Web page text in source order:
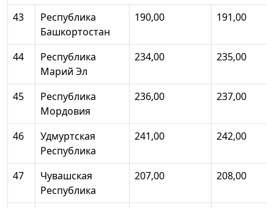
43
Республика
Башкортостан
190,00 191,00
44
Республика
Марий Эл
234,00 235,00
45
Республика
Мордовия
236,00 237,00
46
Удмуртская
Республика
241,00 242,00
47
Чувашская
Республика
207,00 208,00